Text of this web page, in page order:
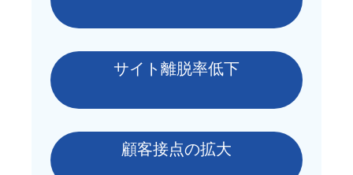
サイト離脱率低下
顧客接点の拡大